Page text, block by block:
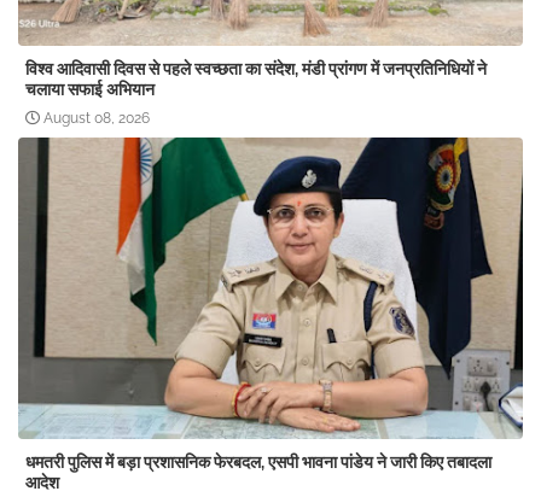
विश्व आदिवासी दिवस से पहले स्वच्छता का संदेश, मंडी प्रांगण में जनप्रतिनिधियों ने
चलाया सफाई अभियान
August 08, 2026
धमतरी पुलिस में बड़ा प्रशासनिक फेरबदल, एसपी भावना पांडेय ने जारी किए तबादला
आदेश